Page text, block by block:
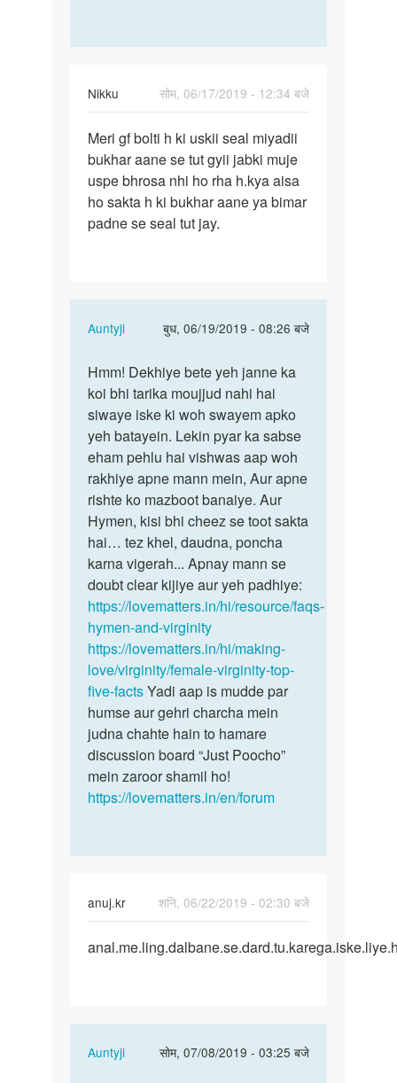
Nikku
सोम, 06/17/2019 - 12:34 बजे
Meri
gf
bolti
h
ki
Meri gf bolti h ki uskii seal miyadii
bukhar aane se tut gyii jabki muje
uspe bhrosa nhi ho rha h.kya aisa
ho sakta h ki bukhar aane ya bimar
padne se seal tut jay.
Auntyji
बुध, 06/19/2019 - 08:26 बजे
In
to
Meri
gf
bolti
h
ki
uskii…
by
Nikku
Hmm!
Dekhiye
bete
yeh
janne…
Hmm! Dekhiye bete yeh janne ka
koi bhi tarika moujjud nahi hai
siwaye iske ki woh swayem apko
yeh batayein. Lekin pyar ka sabse
eham pehlu hai vishwas aap woh
rakhiye apne mann mein, Aur apne
rishte ko mazboot banaiye. Aur
Hymen, kisi bhi cheez se toot sakta
hai… tez khel, daudna, poncha
karna vigerah... Apnay mann se
doubt clear kijiye aur yeh padhiye:
https://lovematters.in/hi/resource/faqs-
hymen-and-virginity
https://lovematters.in/hi/making-
love/virginity/female-virginity-top-
five-factsYadi aap is mudde par
humse aur gehri charcha mein
judna chahte hain to hamare
discussion board “Just Poocho”
mein zaroor shamil ho!
https://lovematters.in/en/forum
anuj.kr
शनि, 06/22/2019 - 02:30 बजे
gand.me.land.dalbane.se.dard…
Auntyji
सोम, 07/08/2019 - 03:25 बजे
In